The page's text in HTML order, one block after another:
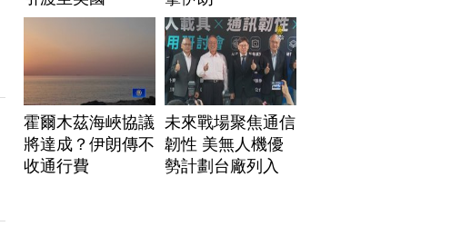
霍爾木茲海峽協議
將達成？伊朗傳不
收通行費
未來戰場聚焦通信
韌性 美無人機優
勢計劃台廠列入